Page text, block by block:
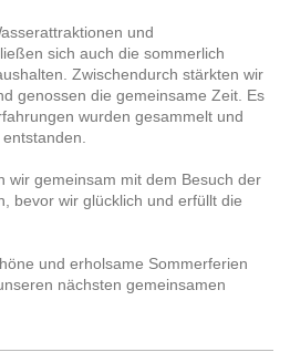
und
sich auch die sommerlich
Zwischendurch stärkten wir
genossen die gemeinsame Zeit. Es
wurden gesammelt und
wir gemeinsam mit dem Besuch der
bevor wir glücklich und erfüllt die
und erholsame Sommerferien
nächsten gemeinsamen